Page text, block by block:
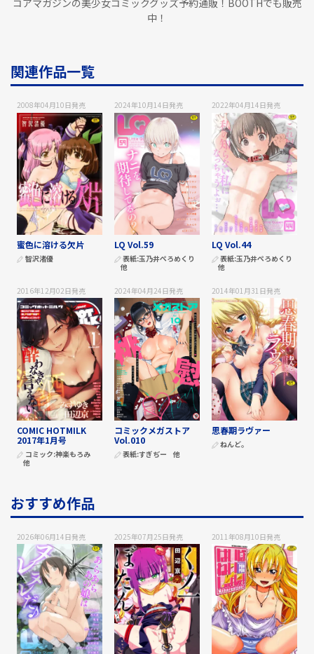
コアマガジンの美少女コミックグッズ予約通販！BOOTHでも販売
中！
関連作品一覧
2008年04月10日発売
蜜色に溶ける欠片
智沢渚優
2024年10月14日発売
LQ Vol.59
表紙:玉乃井ぺろめくり
他
2022年04月14日発売
LQ Vol.44
表紙:玉乃井ぺろめくり
他
2016年12月02日発売
COMIC HOTMILK
2017年1月号
コミック:神楽もろみ
他
2024年04月24日発売
コミックメガストア
Vol.010
表紙:すぎぢー 他
2014年01月31日発売
思春期ラヴァー
ねんど。
おすすめ作品
2026年06月14日発売 2025年07月25日発売 2011年08月10日発売